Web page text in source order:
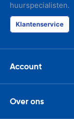
huurspecialisten.
Klantenservice
Account
Over ons